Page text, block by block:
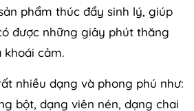
phẩm thúc đẩy sinh lý, giúp
được những giây phút thăng
khoái cảm.
nhiều dạng và phong phú như:
bột, dạng viên nén, dạng chai